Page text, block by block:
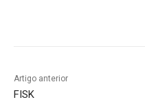
Artigo anterior
FISK